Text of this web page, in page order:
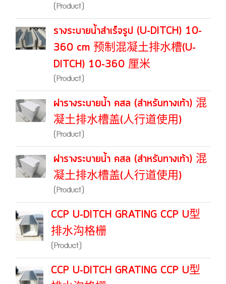
(Product)
รางระบายน้ำสำเร็จรูป (U-DITCH) 10-
360 cm 预制混凝土排水槽(U-
DITCH) 10-360 厘米
(Product)
ฝารางระบายน้ำ คสล (สำหรับทางเท้า) 混
凝土排水槽盖(人行道使用)
(Product)
ฝารางระบายน้ำ คสล (สำหรับทางเท้า) 混
凝土排水槽盖(人行道使用)
(Product)
CCP U-DITCH GRATING CCP U型
排水沟格栅
(Product)
CCP U-DITCH GRATING CCP U型